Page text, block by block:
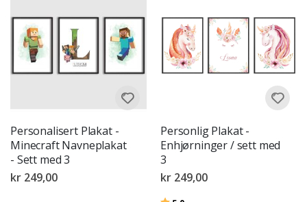
Personalisert Plakat -
Minecraft Navneplakat
- Sett med 3
kr 249,00
Personlig Plakat -
Enhjørninger / sett med
3
kr 249,00